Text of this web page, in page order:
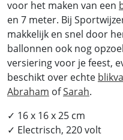
voor het maken van een
en 7 meter. Bij
makkelijk en snel door
ballonnen ook nog
versiering voor je feest,
beschikt over echte
Abraham ofSarah.
✓ 16 x 16 x 25 cm
✓ Electrisch, 220 volt